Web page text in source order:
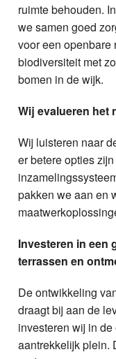
ruimte behouden.
we samen goed
voor een openbare
biodiversiteit met
bomen in de wijk.
Wij evalueren het
Wij luisteren naar
er betere opties
pakken we aan en
Investeren in een
terrassen en
De ontwikkeling
draagt bij aan de
investeren wij in
aantrekkelijk plein.